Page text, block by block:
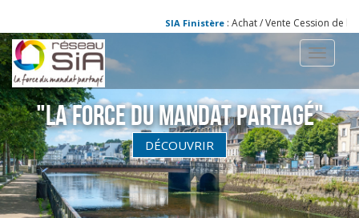
SIA Finistère: Achat / Vente Cession de
Toggle
"La Force du Mandat partagé"
DÉCOUVRIR